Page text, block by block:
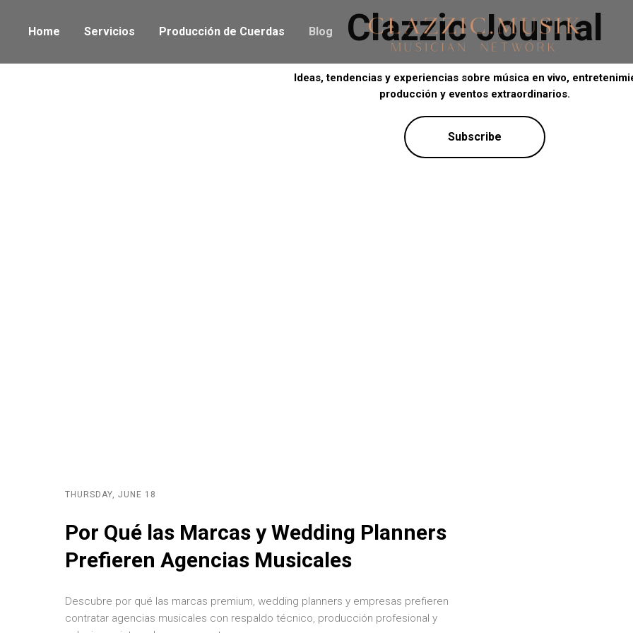
Home Servicios Producción de Cuerdas Blog Clazzic Journal
Ideas, tendencias y experiencias sobre música en vivo,
producción y eventos extraordinarios.
Subscribe
THURSDAY, JUNE 18
Por Qué las Marcas y Wedding Planners
Prefieren Agencias Musicales
Descubre por qué las marcas premium, wedding planners y empresas prefieren
contratar agencias musicales con respaldo técnico, producción profesional y